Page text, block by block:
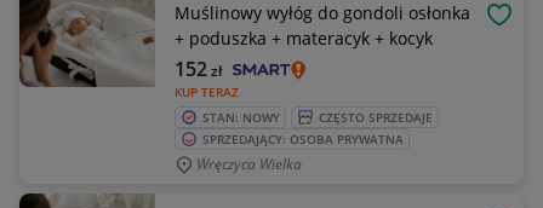
Muślinowy wyłóg do gondoli osłonka
+ poduszka + materacyk + kocyk
KUP TERAZ
152zł
STAN: NOWY
CZĘSTO SPRZEDAJE
SPRZEDAJĄCY: OSOBA PRYWATNA
Wręczyca Wielka